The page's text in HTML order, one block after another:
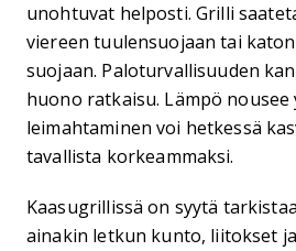
unohtuvat helposti. Grilli
viereen tuulensuojaan tai
suojaan. Paloturvallisuuden
huono ratkaisu. Lämpö nousee
leimahtaminen voi hetkessä
tavallista korkeammaksi.
Kaasugrillissä on syytä
ainakin letkun kunto, liitokset